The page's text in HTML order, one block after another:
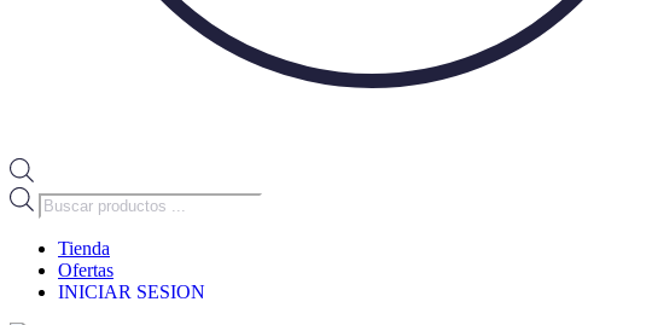
Búsqueda
de
productos
Tienda
Ofertas
INICIAR SESION